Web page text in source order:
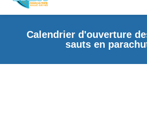
Calendrier d'ouverture
sauts en